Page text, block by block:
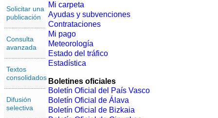
Solicitar una
publicación
Consulta
avanzada
Textos
consolidados
Difusión
selectiva
Mi carpeta
Ayudas y subvenciones
Contrataciones
Mi pago
Meteorología
Estado del tráfico
Estadística
Boletines oficiales
Boletín Oficial del País Vasco
Boletín Oficial de Álava
Boletín Oficial de Bizkaia